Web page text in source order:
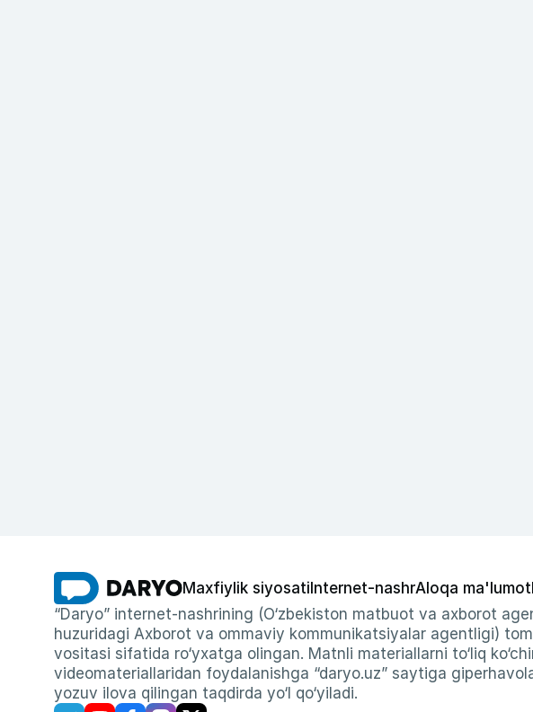
Maxfiylik siyosati Internet-nashrAloqa
“Daryo” internet-nashrining (O‘zbekiston matbuot va axborot
huzuridagi Axborot va ommaviy kommunikatsiyalar agentligi)
vositasi sifatida ro‘yxatga olingan. Matnli materiallarni to‘liq
videomateriallaridan foydalanishga “daryo.uz” saytiga
yozuv ilova qilingan taqdirda yo‘l qo‘yiladi.